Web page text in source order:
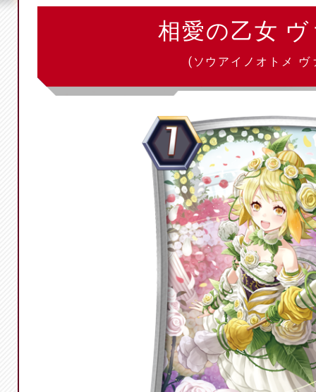
相愛の乙女
(ソウアイノオトメ ヴ